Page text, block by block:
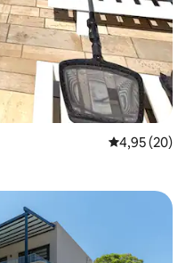
Évaluation
4,95 (20)